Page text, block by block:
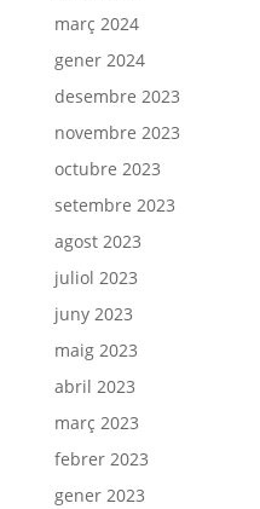
març 2024
gener 2024
desembre 2023
novembre 2023
octubre 2023
setembre 2023
agost 2023
juliol 2023
juny 2023
maig 2023
abril 2023
març 2023
febrer 2023
gener 2023